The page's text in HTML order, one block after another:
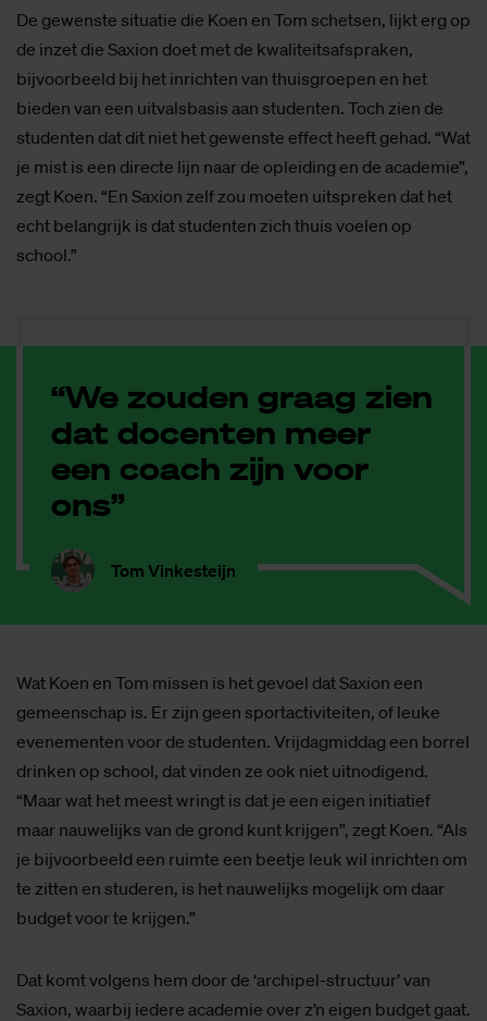
De gewenste situatie die Koen en Tom schetsen, lijkt erg op
de inzet die Saxion doet met de kwaliteitsafspraken,
bijvoorbeeld bij het inrichten van thuisgroepen en het
bieden van een uitvalsbasis aan studenten. Toch zien de
studenten dat dit niet het gewenste effect heeft gehad. “Wat
je mist is een directe lijn naar de opleiding en de academie”,
zegt Koen. “En Saxion zelf zou moeten uitspreken dat het
echt belangrijk is dat studenten zich thuis voelen op
school.”
“We zouden graag zien
dat docenten meer
een coach zijn voor
ons”
Tom Vinkesteijn
Wat Koen en Tom missen is het gevoel dat Saxion een
gemeenschap is. Er zijn geen sportactiviteiten, of leuke
evenementen voor de studenten. Vrijdagmiddag een borrel
drinken op school, dat vinden ze ook niet uitnodigend.
“Maar wat het meest wringt is dat je een eigen initiatief
maar nauwelijks van de grond kunt krijgen”, zegt Koen. “Als
je bijvoorbeeld een ruimte een beetje leuk wil inrichten om
te zitten en studeren, is het nauwelijks mogelijk om daar
budget voor te krijgen.”
Dat komt volgens hem door de ‘archipel-structuur’ van
Saxion, waarbij iedere academie over z’n eigen budget gaat.